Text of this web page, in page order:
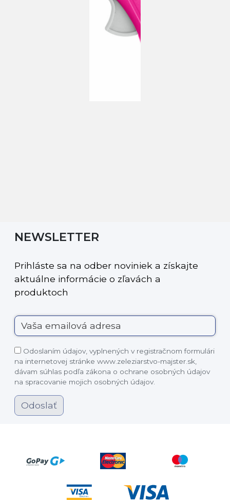
NEWSLETTER
Prihláste sa na odber noviniek a získajte
aktuálne informácie o zľavách a
produktoch
Odoslaním údajov, vyplnených v registračnom formulári
na internetovej stránke www.zeleziarstvo-majster.sk,
dávam súhlas podľa zákona o ochrane osobných údajov
na spracovanie mojich osobných údajov.
Odoslať